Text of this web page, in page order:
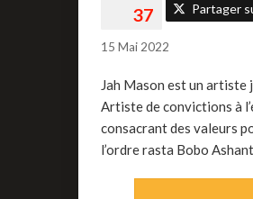
Partager
15 Mai 2022
Jah Mason est un artiste
Artiste de convictions à
consacrant des valeurs
l’ordre rasta Bobo